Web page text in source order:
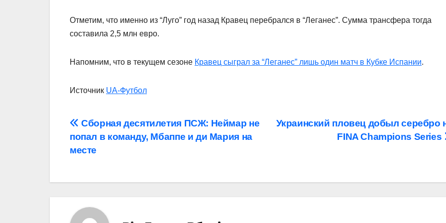
Отметим, что именно из “Луго” год назад Кравец перебрался в “Леганес”. Сумма трансфера тогда
составила 2,5 млн евро.
Напомним, что в текущем сезоне Кравец сыграл за “Леганес” лишь один матч в Кубке Испании.
Источник UA-Футбол
Навігація
записів
Украинский пловец добыл серебро
FINA Champions Series
Сборная десятилетия ПСЖ: Неймар не
попал в команду, Мбаппе и ди Мария на
месте